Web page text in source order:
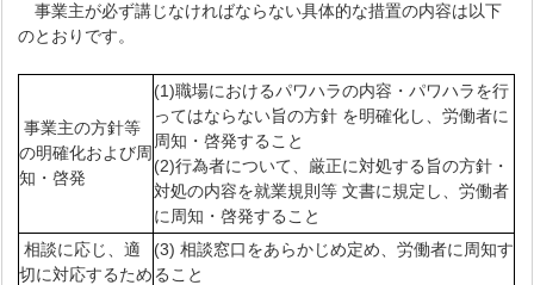
事業主が必ず講じなければならない具体的な措置の内容は以下
のとおりです。
事業主の方針等
の明確化および周
知・啓発
(1)職場におけるパワハラの内容・パワハラを行
ってはならない旨の方針 を明確化し、労働者に
周知・啓発すること
(2)行為者について、厳正に対処する旨の方針・
対処の内容を就業規則等 文書に規定し、労働者
に周知・啓発すること
相談に応じ、適
切に対応するため
(3) 相談窓口をあらかじめ定め、労働者に周知す
ること